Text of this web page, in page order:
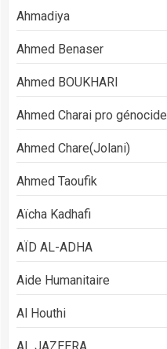
Ahmadiya
Ahmed Benaser
Ahmed BOUKHARI
Ahmed Charai pro génocide
Ahmed Chare(Jolani)
Ahmed Taoufik
Aïcha Kadhafi
AÏD AL-ADHA
Aide Humanitaire
Al Houthi